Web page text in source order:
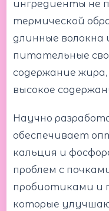
ингредиенты не
термической
длинные волокна
питательные
содержание
высокое
Научно
обеспечивает
кальция и
проблем с
пробиотиками и
которые